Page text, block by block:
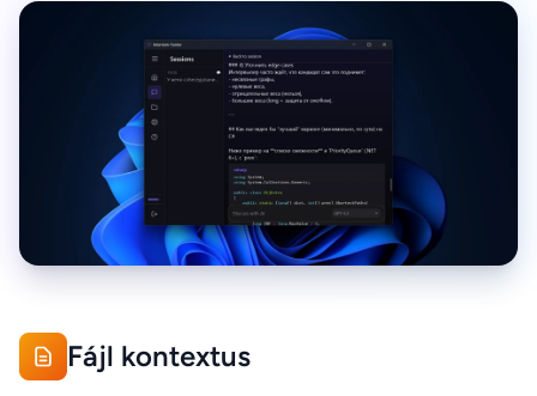
Fájl kontextus